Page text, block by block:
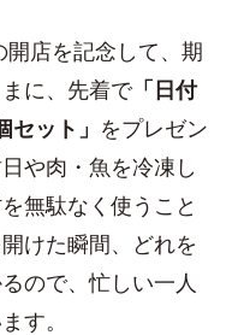
開店を記念して、期
に、先着で「日付
ット」 をプレゼン
や肉・魚を冷凍し
無駄なく使うこと
けた瞬間、どれを
ので、忙しい一人
す。